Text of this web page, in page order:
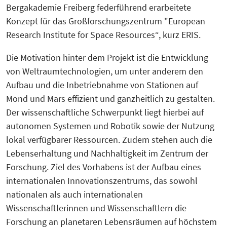
Bergakademie Freiberg federführend erarbeitete
Konzept für das Großforschungszentrum "European
Research Institute for Space Resources“, kurz ERIS.
Die Motivation hinter dem Projekt ist die Entwicklung
von Weltraumtechnologien, um unter anderem den
Aufbau und die Inbetriebnahme von Stationen auf
Mond und Mars effizient und ganzheitlich zu gestalten.
Der wissenschaftliche Schwerpunkt liegt hierbei auf
autonomen Systemen und Robotik sowie der Nutzung
lokal verfügbarer Ressourcen. Zudem stehen auch die
Lebenserhaltung und Nachhaltigkeit im Zentrum der
Forschung. Ziel des Vorhabens ist der Aufbau eines
internationalen Innovationszentrums, das sowohl
nationalen als auch internationalen
Wissenschaftlerinnen und Wissenschaftlern die
Forschung an planetaren Lebensräumen auf höchstem